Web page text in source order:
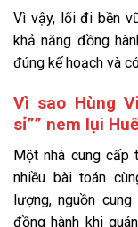
Vì vậy, lối đi bền
khả năng đồng
đúng kế hoạch và
Vì sao Hùng
sỉ”” nem lụi
Một nhà cung cấp
nhiều bài toán
lượng, nguồn
đồng hành khi